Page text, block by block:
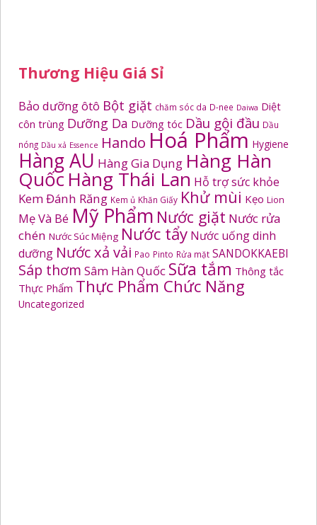
Thương Hiệu Giá Sỉ
Bảo dưỡng ôtô Bột giặt chăm sóc da D-nee Daiwa Diệt
côn trùng Dưỡng Da Dưỡng tóc Dầu gội đầu Dầu
nóng Dầu xả Essence Hando Hoá Phẩm Hygiene
Hàng AU Hàng Gia Dụng Hàng Hàn
Quốc Hàng Thái Lan Hỗ trợ sức khỏe
Kem Đánh Răng Kem ủ Khăn Giấy Khử mùi Kẹo Lion
Mẹ Và Bé Mỹ Phẩm Nước giặt Nước rửa
chén Nước Súc Miệng Nước tẩy Nước uống dinh
dưỡng Nước xả vải Pao Pinto Rửa mặt SANDOKKAEBI
Sáp thơm Sâm Hàn Quốc Sữa tắm Thông tắc
Thực Phẩm Thực Phẩm Chức Năng
Uncategorized